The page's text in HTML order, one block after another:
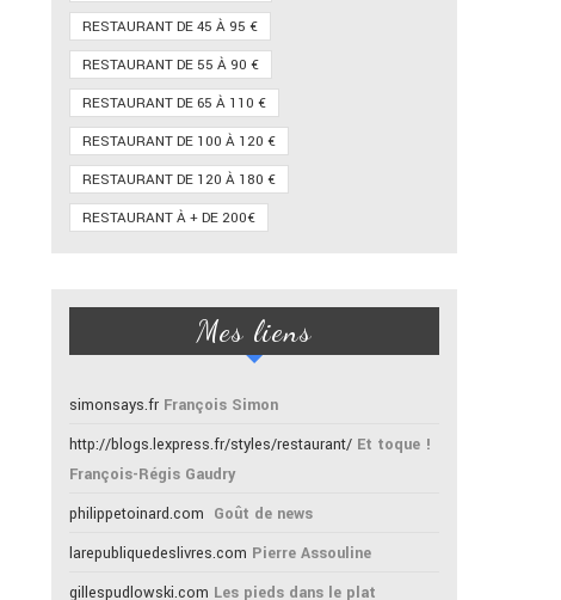
RESTAURANT DE 45 À 95 €
RESTAURANT DE 55 À 90 €
RESTAURANT DE 65 À 110 €
RESTAURANT DE 100 À 120 €
RESTAURANT DE 120 À 180 €
RESTAURANT À + DE 200€
Mes liens
simonsays.fr François Simon
http://blogs.lexpress.fr/styles/restaurant/ Et toque !
François-Régis Gaudry
philippetoinard.com Goût de news
larepubliquedeslivres.com Pierre Assouline
gillespudlowski.com Les pieds dans le plat